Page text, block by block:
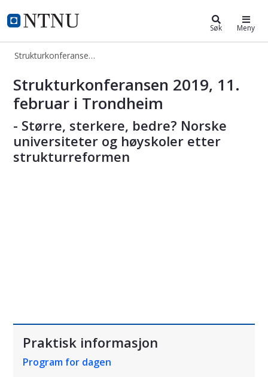
NTNU Hjemmeside
Strukturkonferanse 2019 Søk Meny
Strukturkonferanse 2019
Strukturkonferanse 2019
Strukturkonferansen 2019, 11.
februar i Trondheim
- Større, sterkere, bedre? Norske
universiteter og høyskoler etter
strukturreformen
Praktisk informasjon
Program for dagen